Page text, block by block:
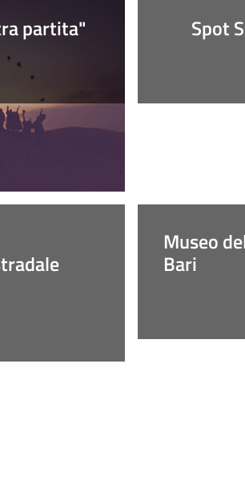
partita" Spot
Museo
Bari